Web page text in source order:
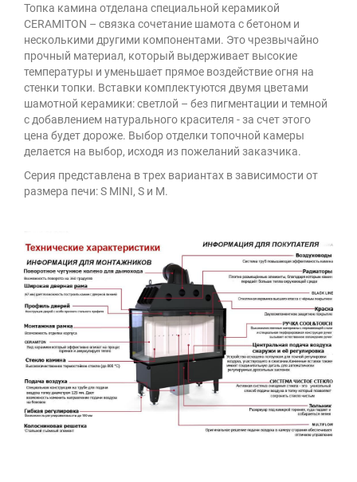
Топка камина отделана специальной керамикой
CERAMITON – связка сочетание шамота с бетоном и
несколькими другими компонентами. Это чрезвычайно
прочный материал, который выдерживает высокие
температуры и уменьшает прямое воздействие огня на
стенки топки. Вставки комплектуются двумя цветами
шамотной керамики: светлой – без пигментации и темной
с добавлением натурального красителя - за счет этого
цена будет дороже. Выбор отделки топочной камеры
делается на выбор, исходя из пожеланий заказчика.
Серия представлена ​​в трех вариантах в зависимости от
размера печи: S MINI, S и M.